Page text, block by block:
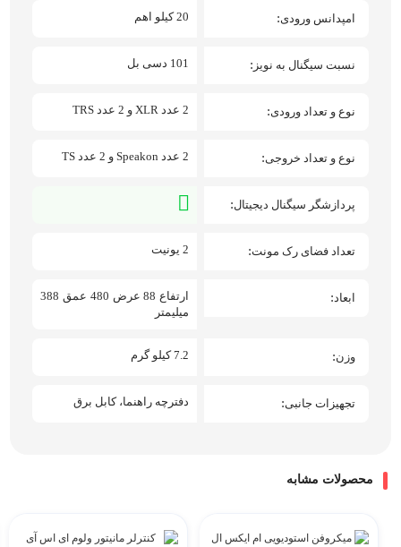
امپدانس ورودی 20 کیلو اهم
نسبت سیگنال به نویز 101 دسی بل
نوع و تعداد ورودی 2 عدد XLR و 2 عدد TRS
نوع و تعداد خروجی 2 عدد Speakon و 2 عدد TS
پردازشگر سیگنال‌ دیجیتال
تعداد فضای رک مونت 2 یونیت
ابعاد
ارتفاع 88 عرض 480 عمق 388
میلیمتر
وزن 7.2 کیلو گرم
تجهیزات جانبی دفترچه راهنما، کابل برق
محصولات مشابه